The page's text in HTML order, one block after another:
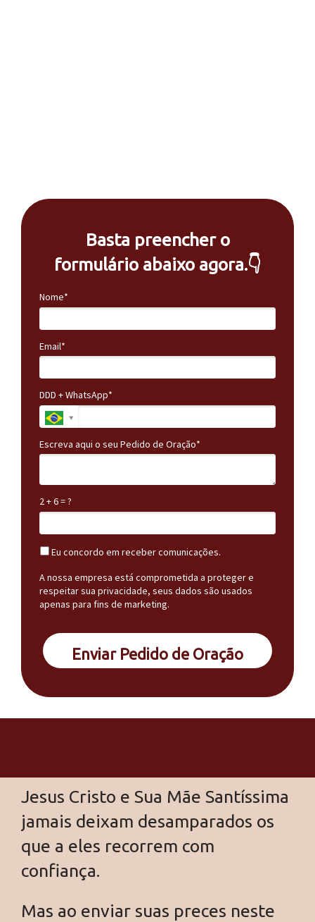
Basta preencher o
formulário abaixo agora.👇
Nome*
Email*
DDD + WhatsApp*
Escreva aqui o seu Pedido de Oração*
2 + 6 = ?
Eu concordo em receber comunicações.
A nossa empresa está comprometida a proteger e
respeitar sua privacidade, seus dados são usados
apenas para fins de marketing.
Enviar Pedido de Oração
Jesus Cristo e Sua Mãe Santíssima
jamais deixam desamparados os
que a eles recorrem com
confiança.
Mas ao enviar suas preces neste